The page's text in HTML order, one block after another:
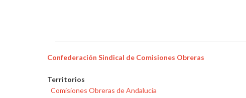
Confederación Sindical de Comisiones Obreras
Territorios
Comisiones Obreras de Andalucía